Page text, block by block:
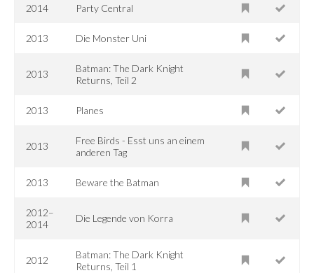
2014 Party Central
2013 Die Monster Uni
2013
Batman: The Dark Knight
Returns, Teil 2
2013 Planes
2013
Free Birds - Esst uns an einem
anderen Tag
2013 Beware the Batman
2012–
2014
Die Legende von Korra
2012
Batman: The Dark Knight
Returns, Teil 1